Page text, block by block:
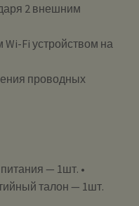
2 внешним
Fi устройством на
проводных
— 1шт. •
талон — 1шт.